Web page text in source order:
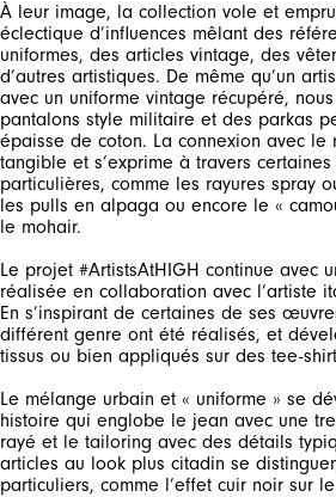
À leur image, la collection vole et
éclectique d’influences mêlant des
uniformes, des articles vintage, des
d’autres artistiques. De même qu’un
avec un uniforme vintage récupéré,
pantalons style militaire et des parkas
épaisse de coton. La connexion avec le
tangible et s’exprime à travers
particulières, comme les rayures spray
les pulls en alpaga ou encore le «
le mohair.
Le projet #ArtistsAtHIGH continue avec
réalisée en collaboration avec l’artiste
En s’inspirant de certaines de ses
différent genre ont été réalisés, et
tissus ou bien appliqués sur des tee-
Le mélange urbain et « uniforme » se
histoire qui englobe le jean avec une
rayé et le tailoring avec des détails
articles au look plus citadin se
particuliers, comme l’effet cuir noir sur